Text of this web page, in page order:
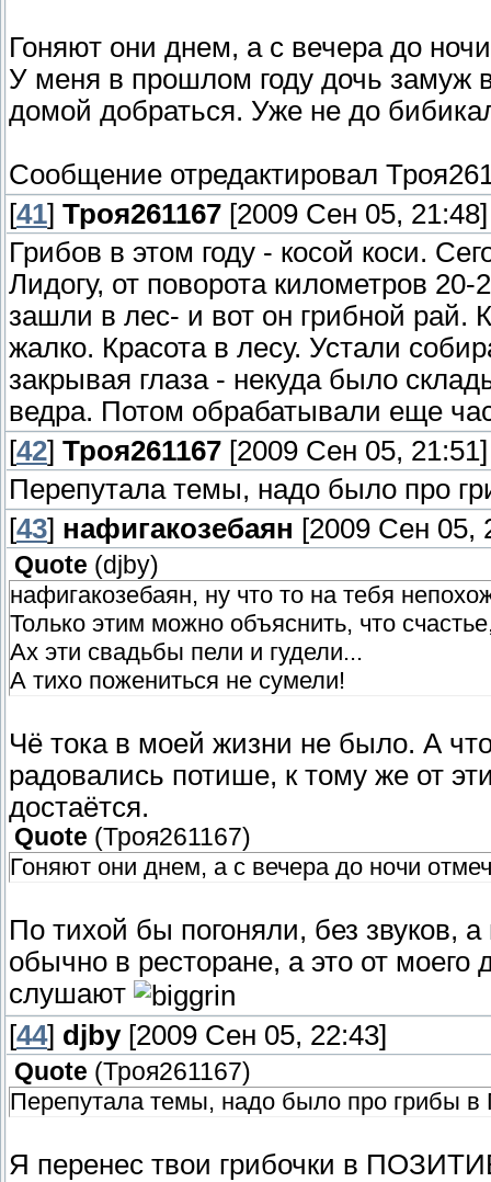
Гоняют они днем, а с вечера до
У меня в прошлом году дочь замуж
домой добраться. Уже не до
Сообщение отредактировал
[41] Троя261167 [2009 Сен 05, 21:48]
Грибов в этом году - косой коси.
Лидогу, от поворота километров
зашли в лес- и вот он грибной рай.
жалко. Красота в лесу. Устали
закрывая глаза - некуда было
ведра. Потом обрабатывали еще
[42] Троя261167 [2009 Сен 05, 21:51]
Перепутала темы, надо было про
[43] нафигакозебаян [2009 Сен 05,
Quote (djby)
нафигакозебаян, ну что то на тебя
Только этим можно объяснить, что
Ах эти свадьбы пели и гудели...
А тихо пожениться не сумели!
Чё тока в моей жизни не было. А
радовались потише, к тому же от
достаётся.
Quote (Троя261167)
Гоняют они днем, а с вечера до ночи
По тихой бы погоняли, без звуков,
обычно в ресторане, а это от моего
слушают
[44] djby[2009 Сен 05, 22:43]
Quote (Троя261167)
Перепутала темы, надо было про грибы в
Я перенес твои грибочки в